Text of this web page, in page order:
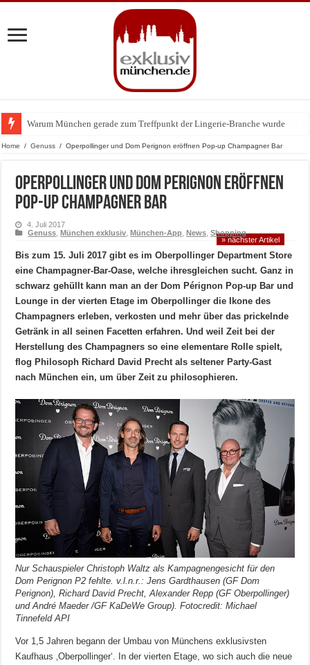
Warum München gerade zum Treffpunkt der Lingerie-Branche wurde
Home / Genuss / Operpollinger und Dom Perignon eröffnen Pop-up Champagner Bar
Operpollinger und Dom Perignon eröffnen
Pop-up Champagner Bar
4. Juli 2017
Genuss ,München exklusiv ,München-App ,News ,Shopping
» nächster Artikel
Bis zum 15. Juli 2017 gibt es im Oberpollinger Department Store
eine Champagner-Bar-Oase, welche ihresgleichen sucht. Ganz in
schwarz gehüllt kann man an der Dom Pérignon Pop-up Bar und
Lounge in der vierten Etage im Oberpollinger die Ikone des
Champagners erleben, verkosten und mehr über das prickelnde
Getränk in all seinen Facetten erfahren. Und weil Zeit bei der
Herstellung des Champagners so eine elementare Rolle spielt,
flog Philosoph Richard David Precht als seltener Party-Gast
nach München ein, um über Zeit zu philosophieren.
Nur Schauspieler Christoph Waltz als Kampagnengesicht für den
Dom Perignon P2 fehlte. v.l.n.r.: Jens Gardthausen (GF Dom
Perignon), Richard David Precht, Alexander Repp (GF Oberpollinger)
und André Maeder /GF KaDeWe Group). Fotocredit: Michael
Tinnefeld API
Vor 1,5 Jahren begann der Umbau von Münchens exklusivsten
Kaufhaus ‚Oberpollinger‘. In der vierten Etage, wo sich auch die neue